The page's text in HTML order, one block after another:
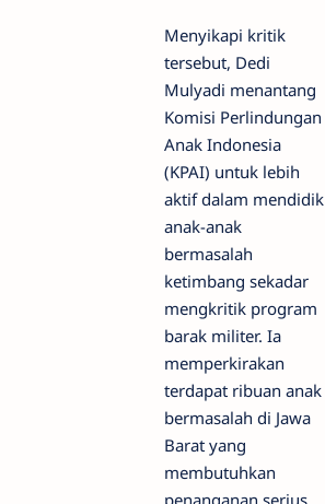
Menyikapi kritik
tersebut, Dedi
Mulyadi menantang
Komisi Perlindungan
Anak Indonesia
(KPAI) untuk lebih
aktif dalam mendidik
anak-anak
bermasalah
ketimbang sekadar
mengkritik program
barak militer. Ia
memperkirakan
terdapat ribuan anak
bermasalah di Jawa
Barat yang
membutuhkan